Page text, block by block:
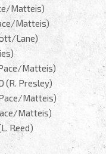
Matteis)
Matteis)
Lane)
Matteis)
(R. Presley)
Matteis)
Matteis)
Reed)